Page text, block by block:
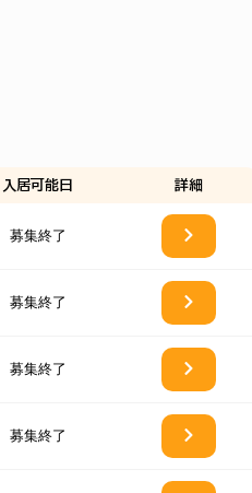
入居可能日 詳細
募集終了
募集終了
募集終了
募集終了